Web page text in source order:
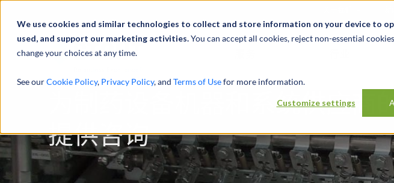
We use cookies and similar technologies to collect and store information on your device to
used, and support our marketing activities.You can accept all cookies, reject non-essential
change your choices at any time.
See ourCookie Policy, Privacy Policy, and Terms of Usefor more information.
Customize settings
为制药设备机器和系统供应商
提供咨询